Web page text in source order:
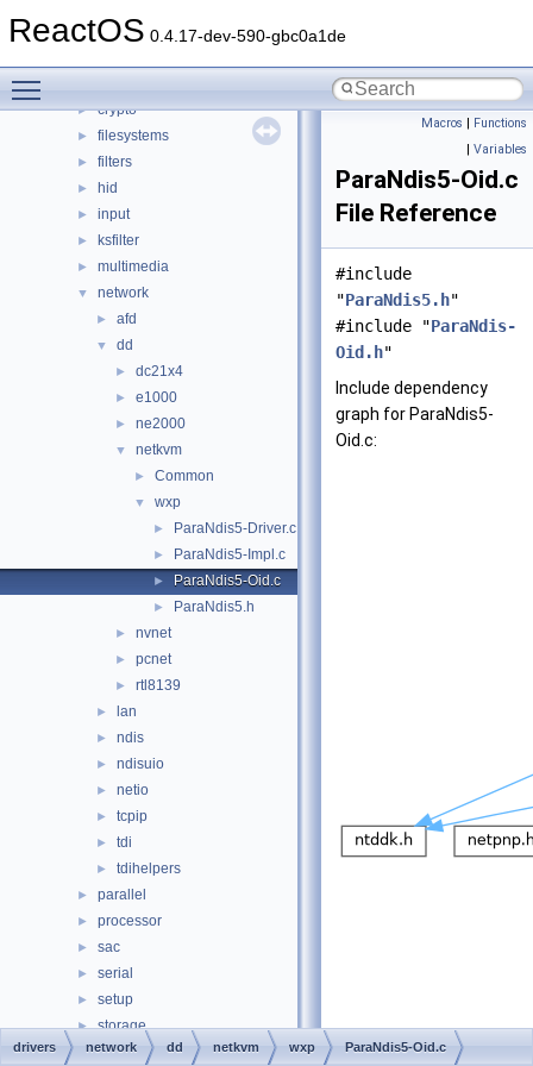
ReactOS 0.4.17-dev-590-gbc0a1de
► battery
► crypto
► filesystems
► filters
► hid
► input
► ksfilter
► multimedia
▼ network
► afd
▼ dd
► dc21x4
► e1000
► ne2000
▼ netkvm
► Common
▼ wxp
► ParaNdis5-Driver.c
► ParaNdis5-Impl.c
► ParaNdis5-Oid.c
► ParaNdis5.h
► nvnet
► pcnet
► rtl8139
► lan
► ndis
► ndisuio
► netio
► tcpip
► tdi
► tdihelpers
► parallel
► processor
► sac
► serial
► setup
► storage
► usb
Macros | Functions
| Variables
ParaNdis5-Oid.c
File Reference
#include
"ParaNdis5.h"
#include "ParaNdis-
Oid.h"
Include dependency
graph for ParaNdis5-
Oid.c:
drivers network dd netkvm wxp ParaNdis5-Oid.c